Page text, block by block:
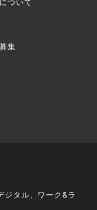
集
ジタル、ワーク&ラ